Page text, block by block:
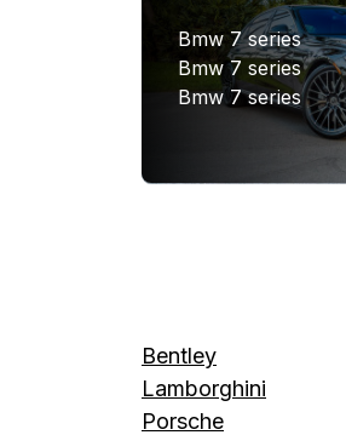
Консьерж сервис
редкий
Lamborghini
аэропорту,
мощном
Bmw 7 series
Bmw 7 series
Bmw 7 series
Bentley
Lamborghini
Porsche